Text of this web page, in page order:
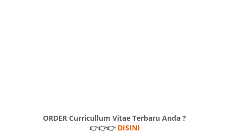
ORDER Curricullum Vitae Terbaru Anda ?
👉👉👉 DISINI